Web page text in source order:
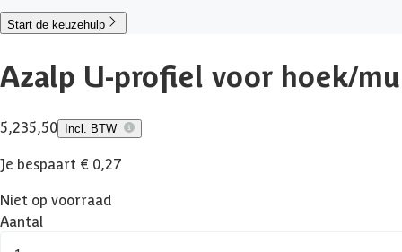
Start de keuzehulp
Azalp U-profiel voor hoek/
5,235,50 Incl. BTW
Je bespaart € 0,27
Niet op voorraad
Aantal